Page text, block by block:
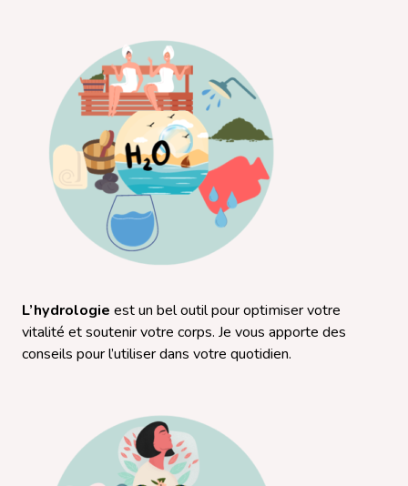
L’hydrologie est un bel outil pour optimiser votre
vitalité et soutenir votre corps. Je vous apporte des
conseils pour l’utiliser dans votre quotidien.